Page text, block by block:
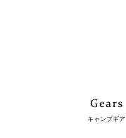
キャンプギア